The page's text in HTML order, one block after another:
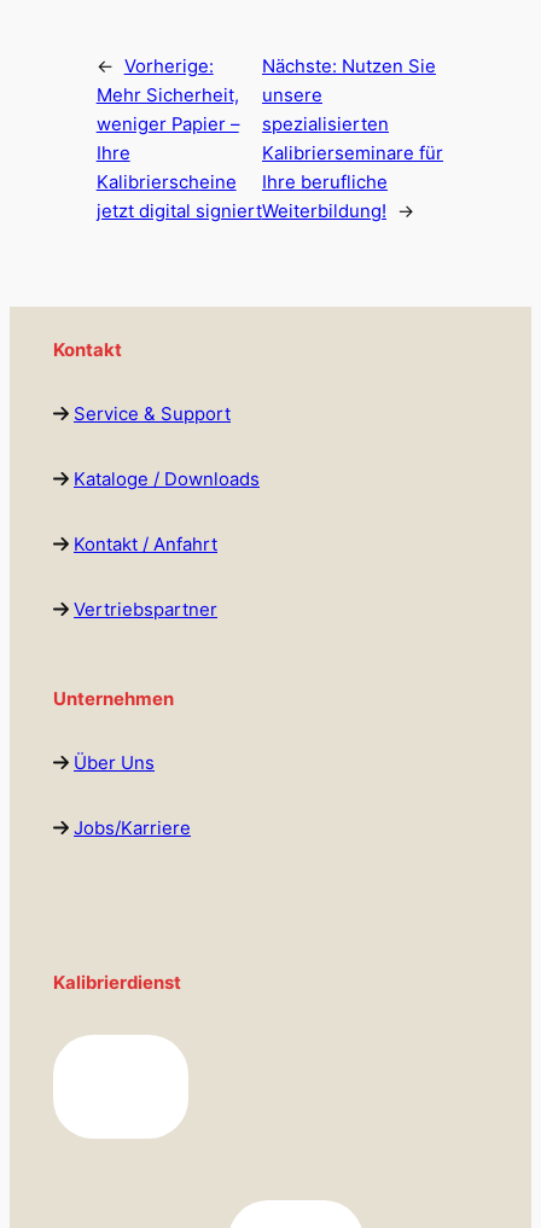
← Vorherige:
Mehr Sicherheit,
weniger Papier –
Ihre
Kalibrierscheine
jetzt digital signiert
Nächste: Nutzen Sie
unsere
spezialisierten
Kalibrierseminare für
Ihre berufliche
Weiterbildung!
→
Kontakt
Service & Support
Kataloge / Downloads
Kontakt / Anfahrt
Vertriebspartner
Unternehmen
Über Uns
Jobs/Karriere
Kalibrierdienst